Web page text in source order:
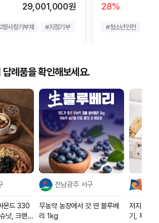
29,001,000원
향사랑기부제 #지정기부 유기묘입양 #유기동물보호
28%
#청소년안전
례품을 확인해보세요.
몬드 330
넛, 크랜베
전남광주 서구
무농약 농장에서 갓 딴 블루베
리 1kg
저지소 원
기, 복숭